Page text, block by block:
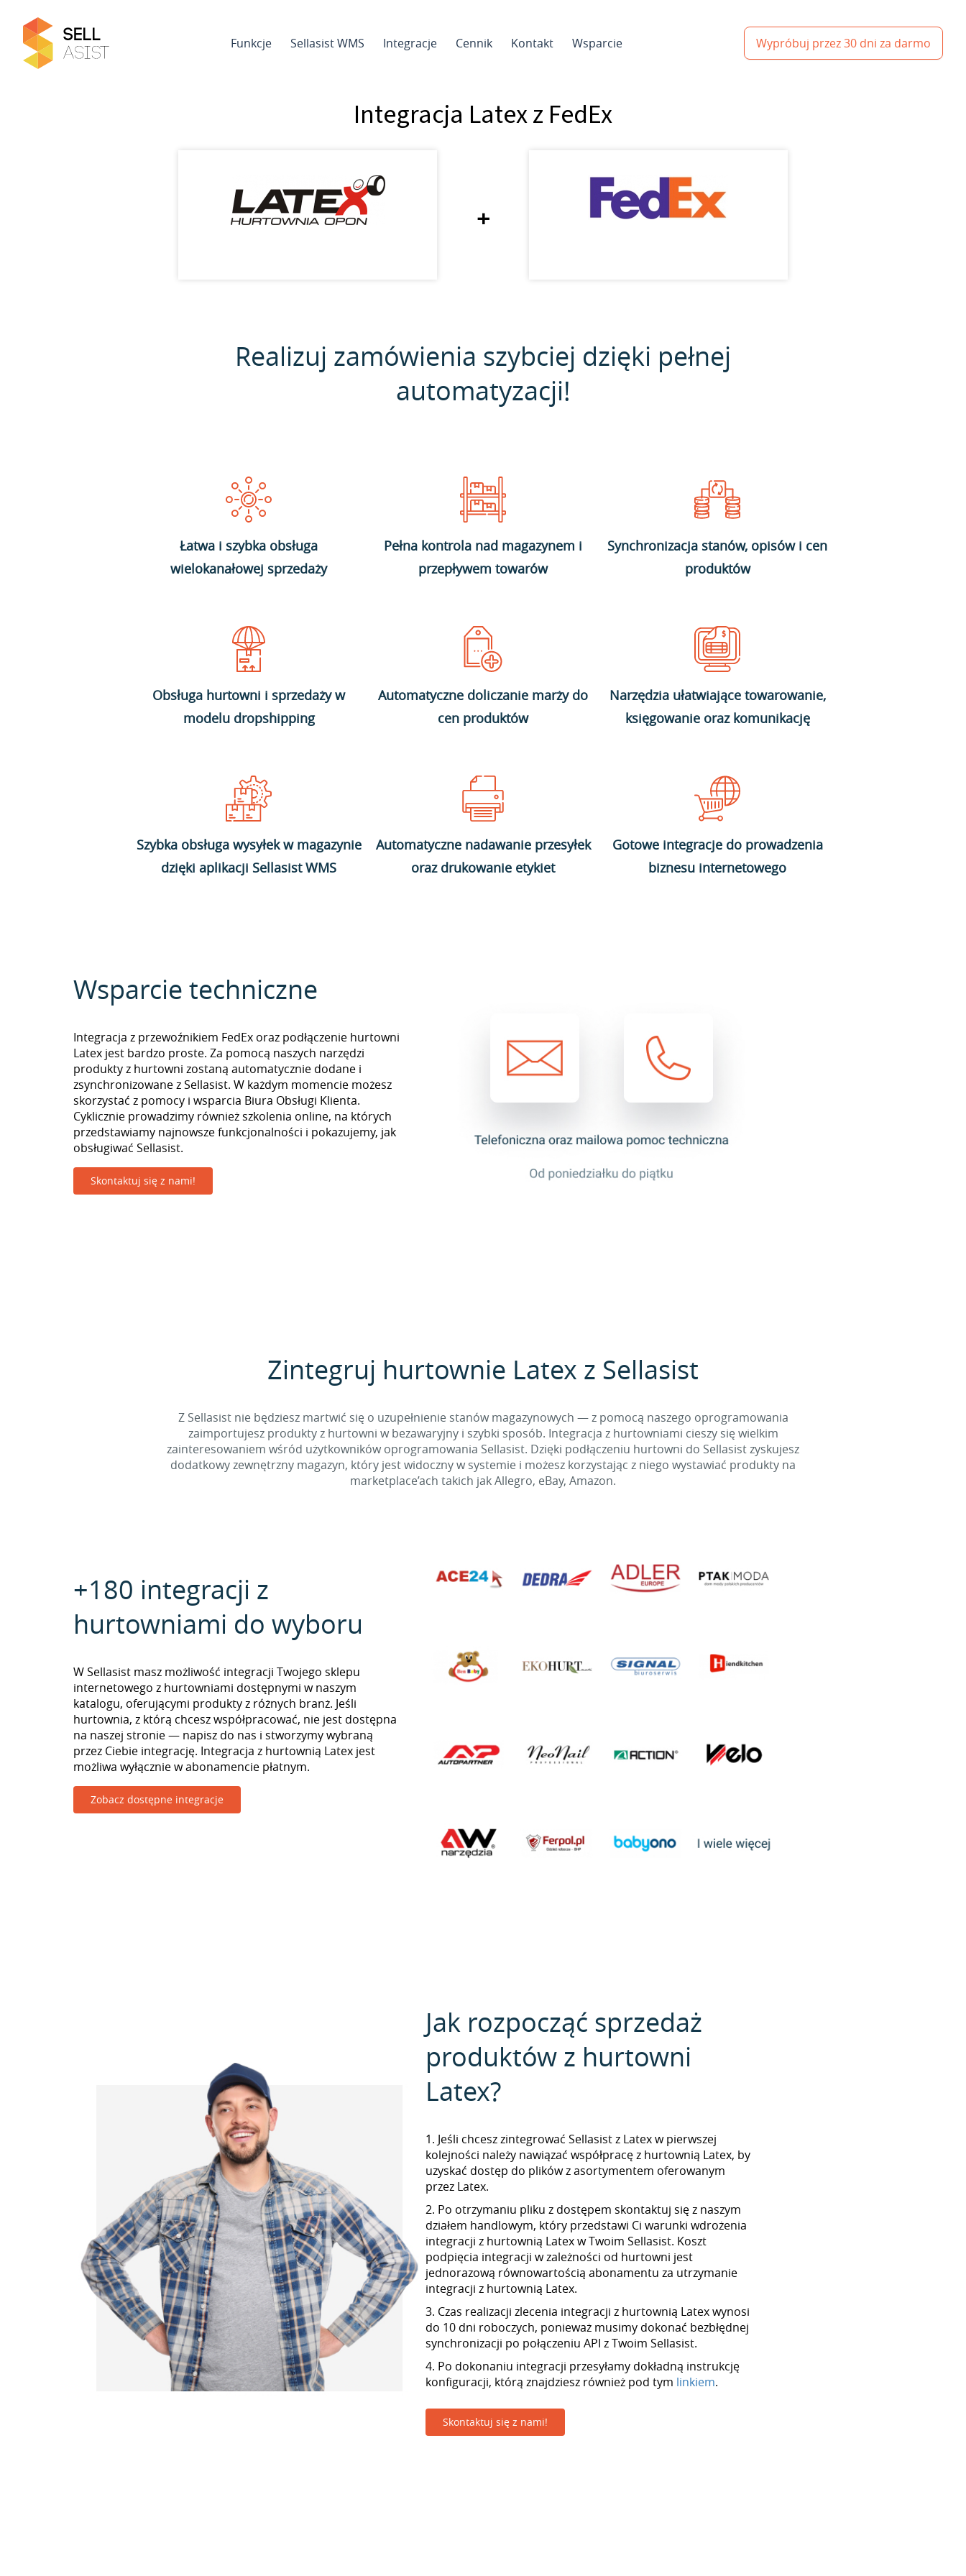
Funkcje Sellasist WMS Integracje Cennik Kontakt Wsparcie Wypróbuj przez 30 dni za darmo
Integracja Latex z FedEx
+
Realizuj zamówienia szybciej dzięki pełnej
automatyzacji!
Łatwa i szybka obsługa
wielokanałowej sprzedaży
Pełna kontrola nad magazynem i
przepływem towarów
Synchronizacja stanów, opisów i cen
produktów
Obsługa hurtowni i sprzedaży w
modelu dropshipping
Automatyczne doliczanie marży do
cen produktów
Narzędzia ułatwiające towarowanie,
księgowanie oraz komunikację
Szybka obsługa wysyłek w magazynie
dzięki aplikacji Sellasist WMS
Automatyczne nadawanie przesyłek
oraz drukowanie etykiet
Gotowe integracje do prowadzenia
biznesu internetowego
Wsparcie techniczne
Integracja z przewoźnikiem FedEx oraz podłączenie hurtowni
Latex jest bardzo proste. Za pomocą naszych narzędzi
produkty z hurtowni zostaną automatycznie dodane i
zsynchronizowane z Sellasist. W każdym momencie możesz
skorzystać z pomocy i wsparcia Biura Obsługi Klienta.
Cyklicznie prowadzimy również szkolenia online, na których
przedstawiamy najnowsze funkcjonalności i pokazujemy, jak
obsługiwać Sellasist.
Skontaktuj się z nami!
Zintegruj hurtownie Latex z Sellasist
Z Sellasist nie będziesz martwić się o uzupełnienie stanów magazynowych — z pomocą naszego oprogramowania
zaimportujesz produkty z hurtowni w bezawaryjny i szybki sposób. Integracja z hurtowniami cieszy się wielkim
zainteresowaniem wśród użytkowników oprogramowania Sellasist. Dzięki podłączeniu hurtowni do Sellasist zyskujesz
dodatkowy zewnętrzny magazyn, który jest widoczny w systemie i możesz korzystając z niego wystawiać produkty na
marketplace’ach takich jak Allegro, eBay, Amazon.
+180 integracji z
hurtowniami do wyboru
W Sellasist masz możliwość integracji Twojego sklepu
internetowego z hurtowniami dostępnymi w naszym
katalogu, oferującymi produkty z różnych branż. Jeśli
hurtownia, z którą chcesz współpracować, nie jest dostępna
na naszej stronie — napisz do nas i stworzymy wybraną
przez Ciebie integrację. Integracja z hurtownią Latex jest
możliwa wyłącznie w abonamencie płatnym.
Zobacz dostępne integracje
Jak rozpocząć sprzedaż
produktów z hurtowni
Latex?
1. Jeśli chcesz zintegrować Sellasist z Latex w pierwszej
kolejności należy nawiązać współpracę z hurtownią Latex, by
uzyskać dostęp do plików z asortymentem oferowanym
przez Latex.
2. Po otrzymaniu pliku z dostępem skontaktuj się z naszym
działem handlowym, który przedstawi Ci warunki wdrożenia
integracji z hurtownią Latex w Twoim Sellasist. Koszt
podpięcia integracji w zależności od hurtowni jest
jednorazową równowartością abonamentu za utrzymanie
integracji z hurtownią Latex.
3. Czas realizacji zlecenia integracji z hurtownią Latex wynosi
do 10 dni roboczych, ponieważ musimy dokonać bezbłędnej
synchronizacji po połączeniu API z Twoim Sellasist.
4. Po dokonaniu integracji przesyłamy dokładną instrukcję
konfiguracji, którą znajdziesz również pod tym linkiem.
Skontaktuj się z nami!